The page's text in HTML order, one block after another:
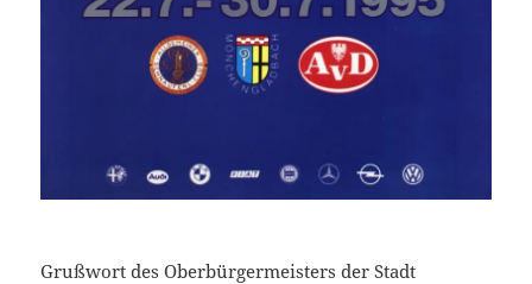
Grußwort des Oberbürgermeisters der Stadt